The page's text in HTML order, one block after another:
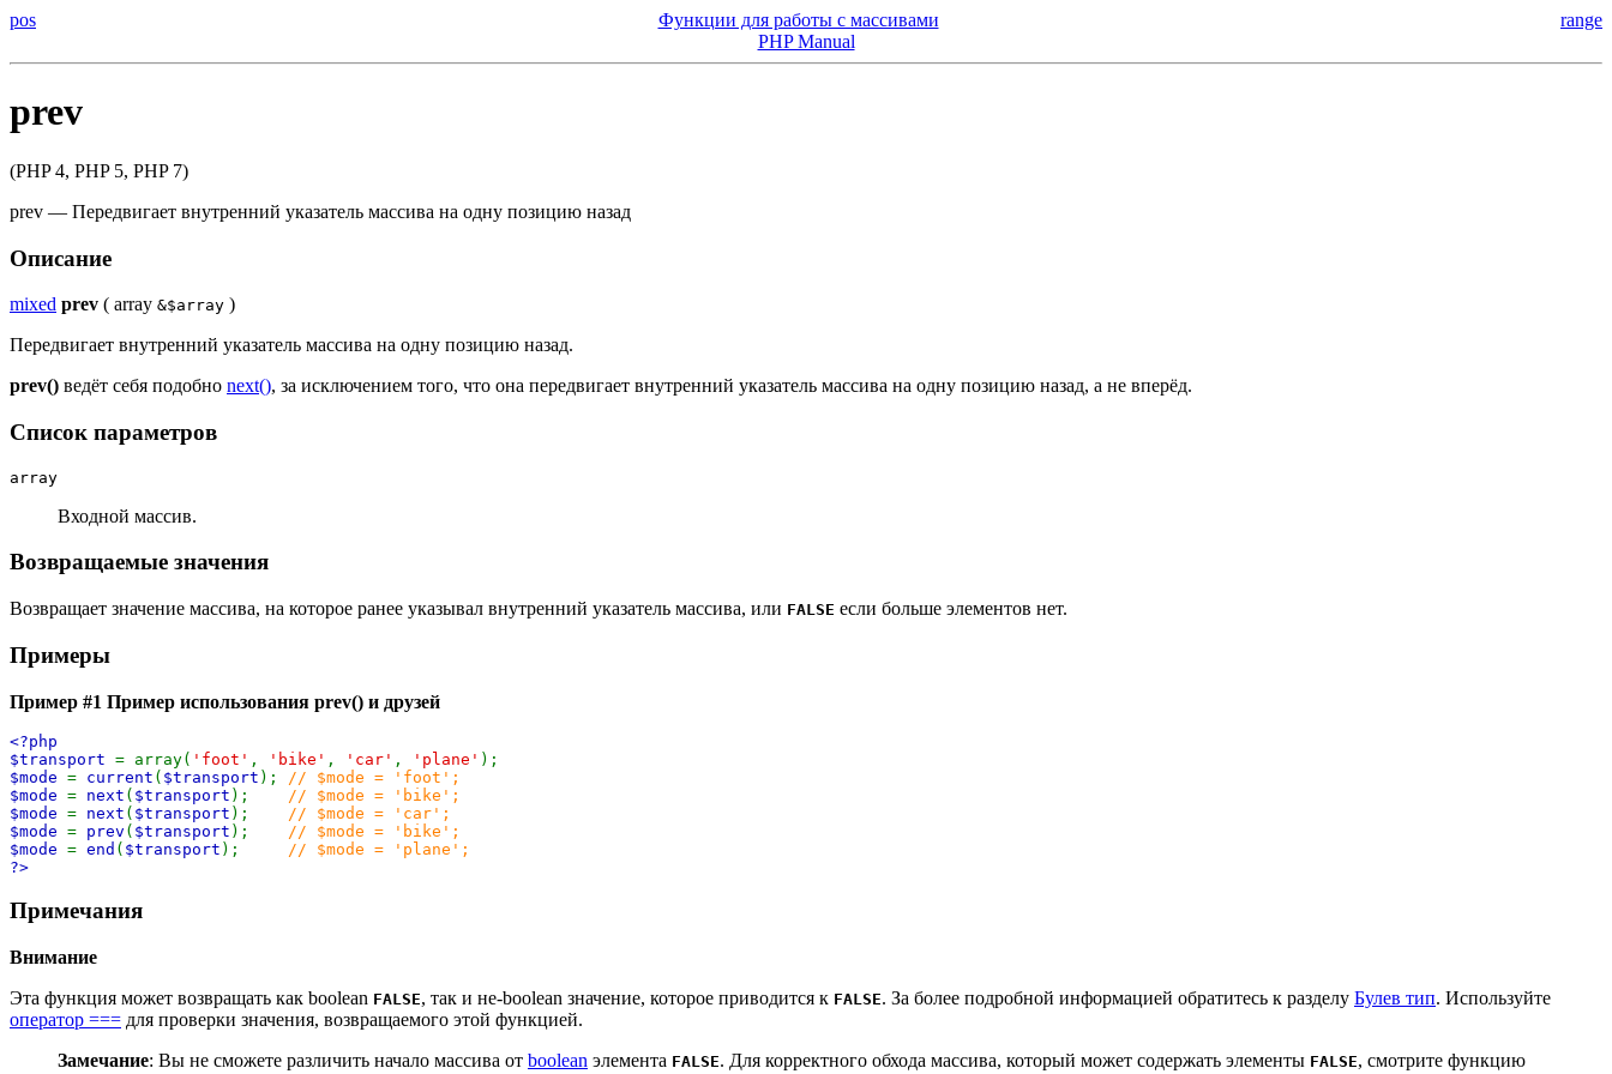
pos range
Функции для работы с массивами
PHP Manual
prev
(PHP 4, PHP 5, PHP 7)
prev — Передвигает внутренний указатель массива на одну позицию назад
Описание
mixed prev ( array &$array )
Передвигает внутренний указатель массива на одну позицию назад.
prev() ведёт себя подобно next(), за исключением того, что она передвигает внутренний указатель массива на одну позицию назад, а не вперёд.
Список параметров
array
Входной массив.
Возвращаемые значения
Возвращает значение массива, на которое ранее указывал внутренний указатель массива, или FALSE если больше элементов нет.
Примеры
Пример #1 Пример использования prev() и друзей
<?php
$transport = array( 'foot' , 'bike' , 'car' , 'plane' );
$mode = current ( $transport );
// $mode = 'foot';
$mode = next ( $transport );
// $mode = 'bike';
$mode = next ( $transport );
// $mode = 'car';
$mode = prev ( $transport );
// $mode = 'bike';
$mode = end ( $transport );
// $mode = 'plane';
?>
Примечания
Внимание
Эта функция может возвращать как boolean FALSE, так и не-boolean значение, которое приводится к FALSE. За более подробной информацией обратитесь к разделу Булев тип. Используйте
оператор === для проверки значения, возвращаемого этой функцией.
Замечание: Вы не сможете различить начало массива от boolean элемента FALSE. Для корректного обхода массива, который может содержать элементы FALSE, смотрите функцию